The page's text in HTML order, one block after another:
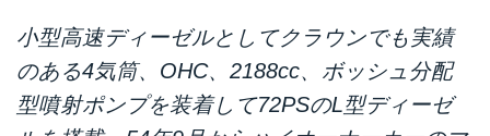
小型高速ディーゼルとしてクラウンでも実績
のある4気筒、OHC、2188cc、ボッシュ分配
型噴射ポンプを装着して72PSのL型ディーゼ